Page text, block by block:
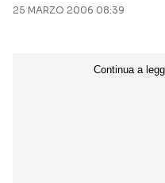
25 MARZO 2006 08:39